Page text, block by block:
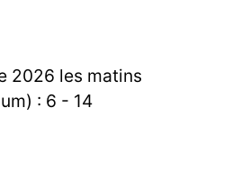
2026 les matins
: 6 - 14